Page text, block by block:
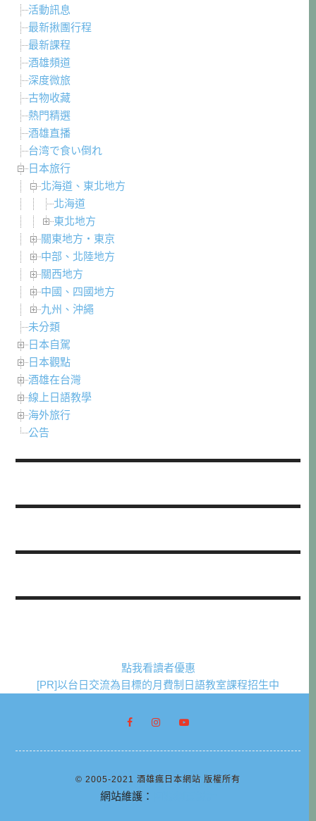
活動訊息
最新揪團行程
最新課程
酒雄頻道
深度微旅
古物收藏
熱門精選
酒雄直播
台湾で食い倒れ
日本旅行
北海道、東北地方
北海道
東北地方
關東地方・東京
中部、北陸地方
關西地方
中國、四國地方
九州、沖繩
未分類
日本自駕
日本觀點
酒雄在台灣
線上日語教學
海外旅行
公告
點我看讀者優惠
[PR]以台日交流為目標的月費制日語教室課程招生中
© 2005-2021 酒雄瘋日本網站 版權所有
網站維護：